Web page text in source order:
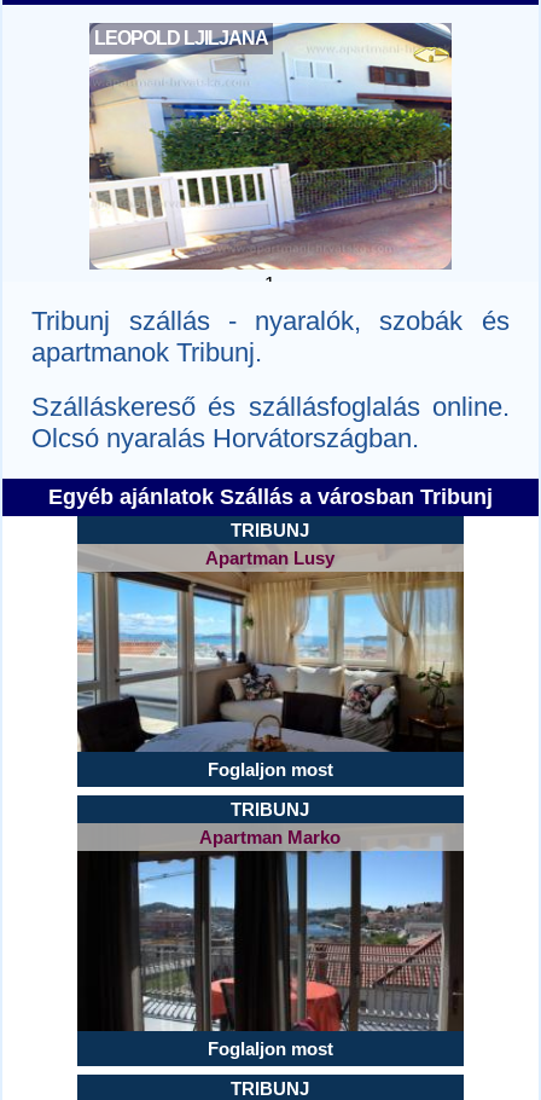
LEOPOLD LJILJANA
1
Tribunj szállás - nyaralók, szobák és
apartmanok Tribunj.
Szálláskereső és szállásfoglalás online.
Olcsó nyaralás Horvátországban.
Egyéb ajánlatok Szállás a városban Tribunj
TRIBUNJ
Apartman Lusy
Foglaljon most
TRIBUNJ
Apartman Marko
Foglaljon most
TRIBUNJ